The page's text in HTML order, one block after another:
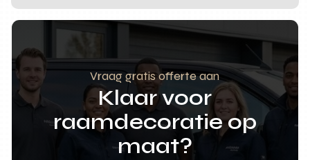
Vraag gratis offerte aan
Klaar voor
raamdecoratie op
maat?